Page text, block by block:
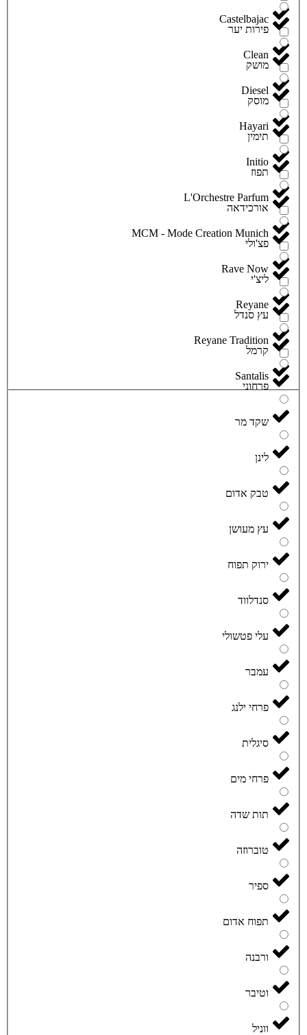
Castelbajac
Clean
Diesel
Hayari
Initio
L'Orchestre Parfum
MCM - Mode Creation Munich
Rave Now
Reyane
Reyane Tradition
Santalis
פירות יער
מושק
מוסק
תימין
תפוז
אורכידאה
פצ'ולי
ליצ'י
עץ סנדל
קרמל
פרחוני
שקד מר
לינן
טבק אדום
עץ מעושן
ירוק תפוח
סנדלווד
עלי פטשולי
עמבר
פרחי ילנג
סיגלית
פרחי מים
תות שדה
טוברוזה
ספיר
תפוח אדום
ורבנה
וטיבר
ווניל